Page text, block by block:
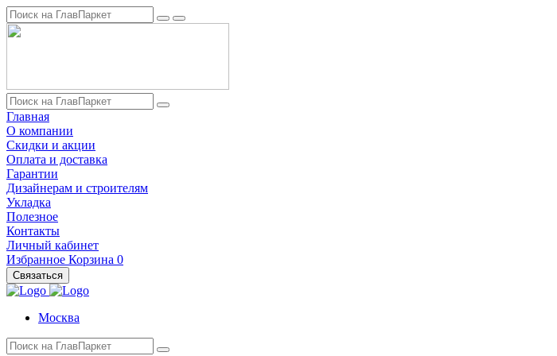
Главная
О компании
Скидки и акции
Оплата и доставка
Гарантии
Дизайнерам и строителям
Укладка
Полезное
Контакты
Личный кабинет
Избранное Корзина 0
Связаться
Москва